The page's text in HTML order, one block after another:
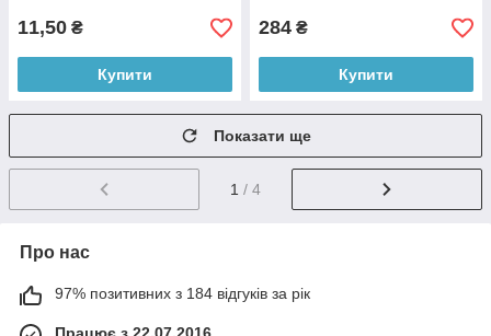
11,50 ₴
Купити
284 ₴
Купити
Показати ще
1 / 4
Про нас
97% позитивних з 184 відгуків за рік